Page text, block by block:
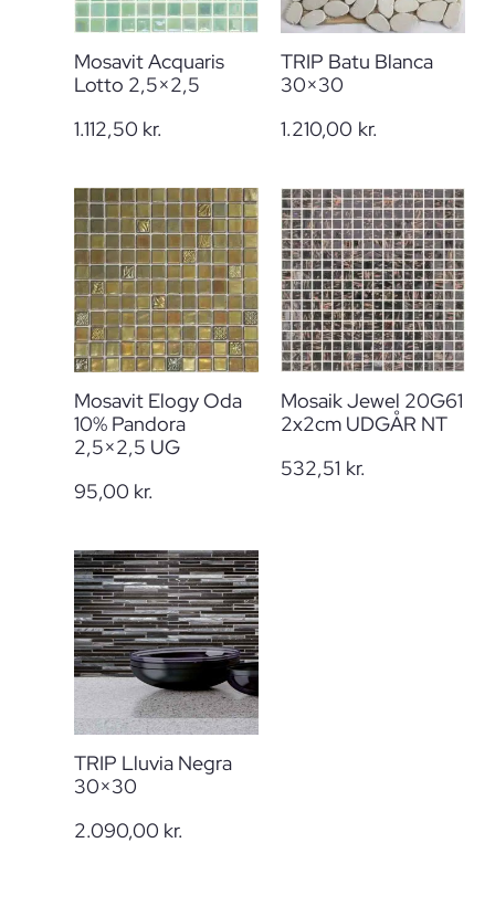
Mosavit Acquaris
Lotto 2,5×2,5
1.112,50 kr.
TRIP Batu Blanca
30×30
1.210,00 kr.
Mosavit Elogy Oda
10% Pandora
2,5×2,5 UG
95,00 kr.
Mosaik Jewel 20G61
2x2cm UDGÅR NT
532,51 kr.
TRIP Lluvia Negra
30×30
2.090,00 kr.